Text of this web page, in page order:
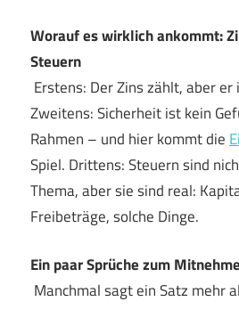
Worauf es wirklich ankommt:
Steuern
Erstens: Der Zins zählt, aber
Zweitens: Sicherheit ist kein
Rahmen – und hier kommt die
Spiel. Drittens: Steuern sind
Thema, aber sie sind real:
Freibeträge, solche Dinge.
Ein paar Sprüche zum
Manchmal sagt ein Satz mehr